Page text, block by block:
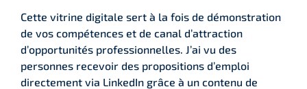
Cette vitrine digitale sert à la fois de démonstration
de vos compétences et de canal d’attraction
d’opportunités professionnelles. J’ai vu des
personnes recevoir des propositions d’emploi
directement via LinkedIn grâce à un contenu de